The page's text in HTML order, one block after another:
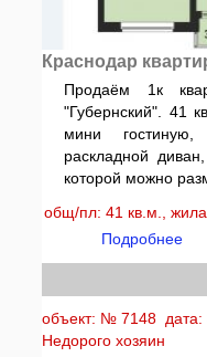
Краснодар
Продаём 1к
"Губернский". 41
мини гостиную,
раскладной
которой можно
общ/пл: 41 кв.м.,
Подробнее
объект: № 7148 дата:
Недорого хозяин